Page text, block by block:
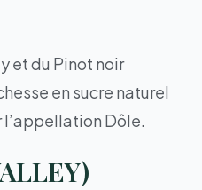
et du Pinot noir
en sucre naturel
Dôle.